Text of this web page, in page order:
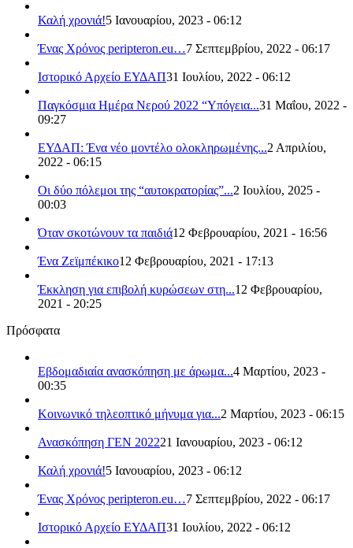
Καλή χρονιά!5 Ιανουαρίου, 2023 - 06:12
Ένας Χρόνος peripteron.eu…7 Σεπτεμβρίου, 2022 - 06:17
Ιστορικό Αρχείο ΕΥΔΑΠ31 Ιουλίου, 2022 - 06:12
Παγκόσμια Ημέρα Νερού 2022 “Υπόγεια...31 Μαΐου, 2022 -
09:27
ΕΥΔΑΠ: Ένα νέο μοντέλο ολοκληρωμένης...2 Απριλίου,
2022 - 06:15
Οι δύο πόλεμοι της “αυτοκρατορίας”...2 Ιουλίου, 2025 -
00:03
Όταν σκοτώνουν τα παιδιά12 Φεβρουαρίου, 2021 - 16:56
Ένα Ζεϊμπέκικο12 Φεβρουαρίου, 2021 - 17:13
Έκκληση για επιβολή κυρώσεων στη...12 Φεβρουαρίου,
2021 - 20:25
Πρόσφατα
Εβδομαδιαία ανασκόπηση με άρωμα...4 Μαρτίου, 2023 -
00:35
Κοινωνικό τηλεοπτικό μήνυμα για...2 Μαρτίου, 2023 - 06:15
Ανασκόπηση ΓΕΝ 202221 Ιανουαρίου, 2023 - 06:12
Καλή χρονιά!5 Ιανουαρίου, 2023 - 06:12
Ένας Χρόνος peripteron.eu…7 Σεπτεμβρίου, 2022 - 06:17
Ιστορικό Αρχείο ΕΥΔΑΠ31 Ιουλίου, 2022 - 06:12